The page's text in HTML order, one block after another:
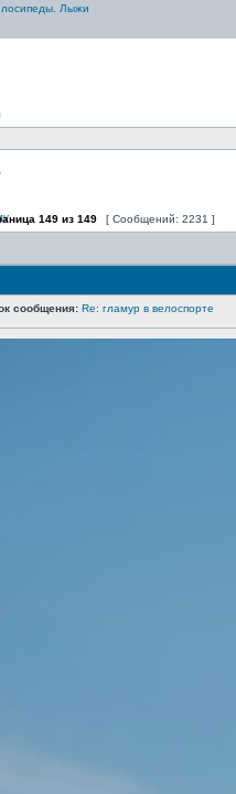
149 из 149 [ Сообщений: 2231 ]
сообщения: Re: гламур в велоспорте